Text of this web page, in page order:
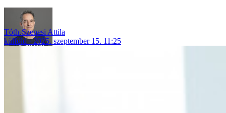
Tóth-Szenesi Attila
külföld
2025. szeptember 15. 11:25